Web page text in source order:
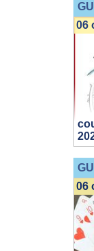
06
06